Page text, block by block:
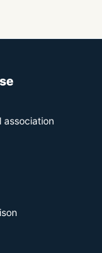
association